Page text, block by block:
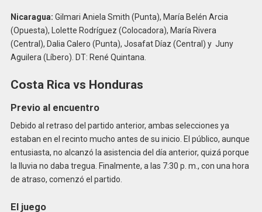
Nicaragua: Gilmari Aniela Smith (Punta), María Belén Arcia
(Opuesta), Lolette Rodríguez (Colocadora), María Rivera
(Central), Dalia Calero (Punta), Josafat Díaz (Central) y Juny
Aguilera (Líbero). DT: René Quintana.
Costa Rica vs Honduras
Previo al encuentro
Debido al retraso del partido anterior, ambas selecciones ya
estaban en el recinto mucho antes de su inicio. El público, aunque
entusiasta, no alcanzó la asistencia del día anterior, quizá porque
la lluvia no daba tregua. Finalmente, a las 7:30 p. m., con una hora
de atraso, comenzó el partido.
El juego